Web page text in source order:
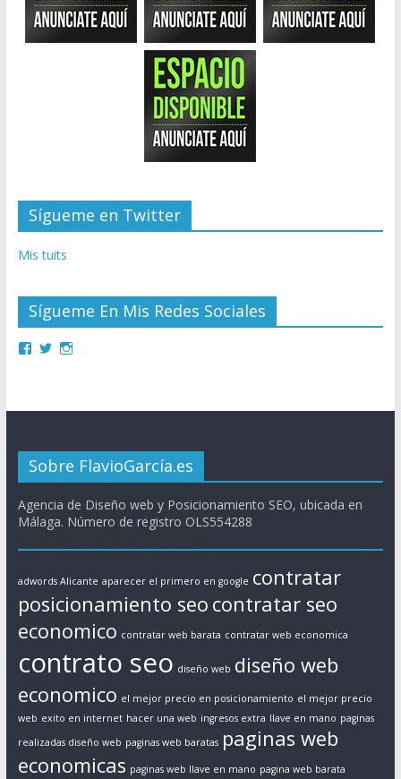
Sígueme en Twitter
Mis tuits
Sígueme En Mis Redes Sociales
Sobre FlavioGarcía.es
Agencia de Diseño web y Posicionamiento SEO, ubicada en
Málaga. Número de registro OLS554288
adwords Alicante aparecer el primero en google contratar
posicionamiento seo contratar seo
economico contratar web barata contratar web economica
contrato seo diseño web diseño web
economico el mejor precio en posicionamiento el mejor precio
web exito en internet hacer una web ingresos extra llave en mano paginas
realizadas diseño web paginas web baratas paginas web
economicas paginas web llave en mano pagina web barata